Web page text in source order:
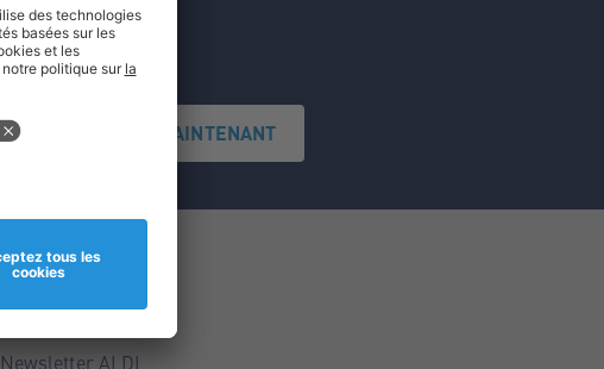
S'INSCRIRE MAINTENANT
Service
Points ALDI
Newsletter ALDI